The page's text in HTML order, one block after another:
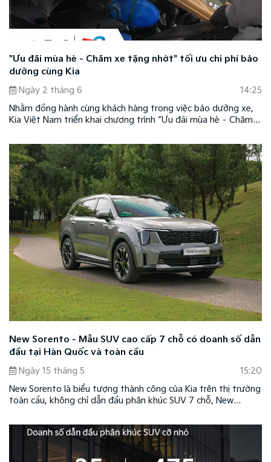
"Ưu đãi mùa hè - Chăm xe tặng nhớt" tối ưu chi phí bảo
dưỡng cùng Kia
Ngày 2 tháng 6
14:25
Nhằm đồng hành cùng khách hàng trong việc bảo dưỡng xe,
Kia Việt Nam triển khai chương trình “Ưu đãi mùa hè – Chăm
toàn quốc.
New Sorento - Mẫu SUV cao cấp 7 chỗ có doanh số dẫn
đầu tại Hàn Quốc và toàn cầu
Ngày 15 tháng 5
15:20
New Sorento là biểu tượng thành công của Kia trên thị trường
toàn cầu, không chỉ dẫn đầu phân khúc SUV 7 chỗ, New
Hàn Quốc.